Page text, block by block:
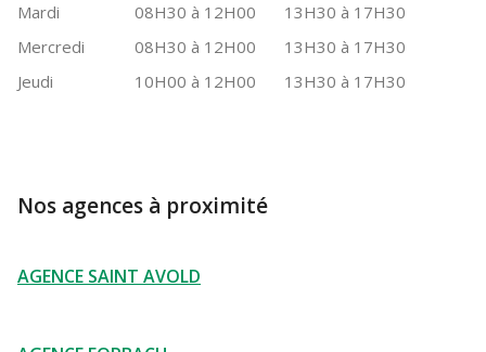
Mardi
08H30 à 12H00
13H30 à 17H30
Mercredi
08H30 à 12H00
13H30 à 17H30
Jeudi
10H00 à 12H00 13H30 à 17H30
Nos agences à proximité
AGENCE SAINT AVOLD